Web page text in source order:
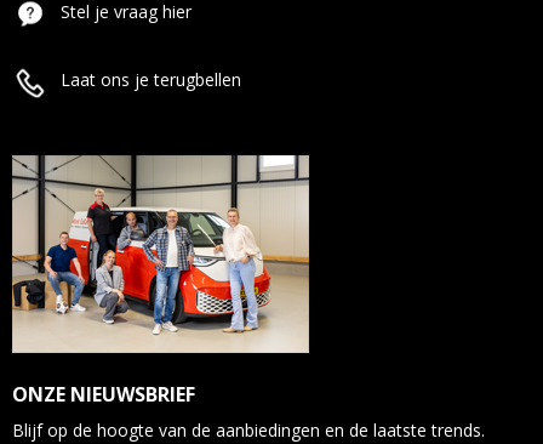
Stel je vraag hier
Laat ons je terugbellen
ONZE NIEUWSBRIEF
Blijf op de hoogte van de aanbiedingen en de laatste trends.